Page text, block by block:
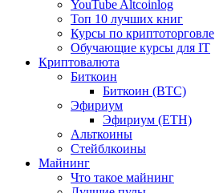
YouTube Altcoinlog
Топ 10 лучших книг
Курсы по криптоторговле
Обучающие курсы для IT
Криптовалюта
Биткоин
Биткоин (BTC)
Эфириум
Эфириум (ETH)
Альткоины
Стейблкоины
Майнинг
Что такое майнинг